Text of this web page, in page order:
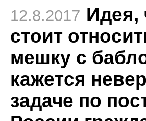
12.8.2017 Идея,
стоит
мешку с
кажется
задаче по